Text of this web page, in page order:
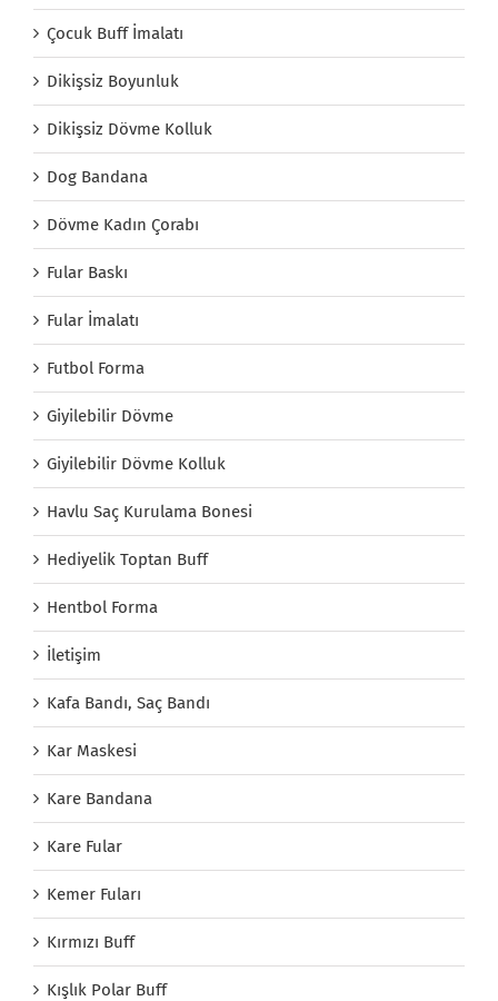
Çocuk Buff İmalatı
Dikişsiz Boyunluk
Dikişsiz Dövme Kolluk
Dog Bandana
Dövme Kadın Çorabı
Fular Baskı
Fular İmalatı
Futbol Forma
Giyilebilir Dövme
Giyilebilir Dövme Kolluk
Havlu Saç Kurulama Bonesi
Hediyelik Toptan Buff
Hentbol Forma
İletişim
Kafa Bandı, Saç Bandı
Kar Maskesi
Kare Bandana
Kare Fular
Kemer Fuları
Kırmızı Buff
Kışlık Polar Buff